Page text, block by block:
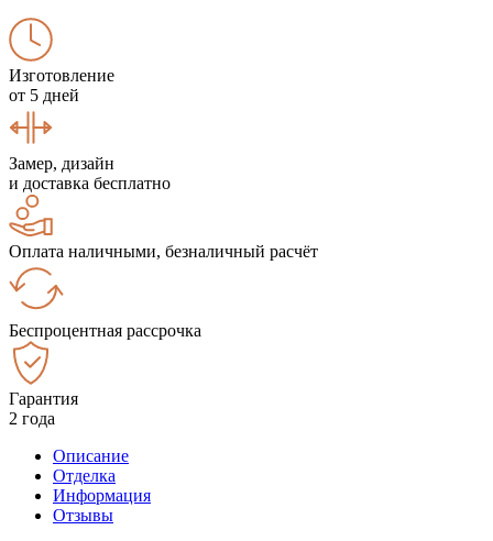
Изготовление
от 5 дней
Замер, дизайн
и доставка бесплатно
Оплата наличными, безналичный расчёт
Беспроцентная рассрочка
Гарантия
2 года
Описание
Отделка
Информация
Отзывы